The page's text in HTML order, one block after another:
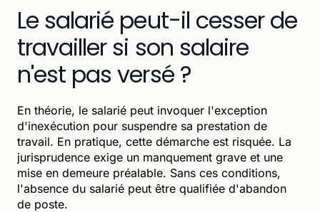
Le salarié peut-il cesser de
travailler si son salaire
n'est pas versé ?
En théorie, le salarié peut invoquer l'exception
d'inexécution pour suspendre sa prestation de
travail. En pratique, cette démarche est risquée. La
jurisprudence exige un manquement grave et une
mise en demeure préalable. Sans ces conditions,
l'absence du salarié peut être qualifiée d'abandon
de poste.